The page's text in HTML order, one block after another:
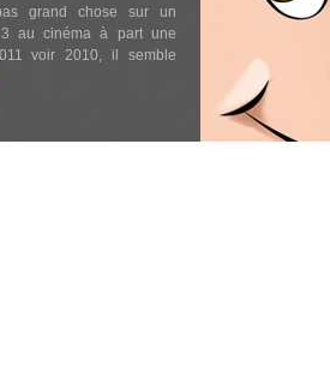
grand chose sur un
3 au cinéma à part une
voir 2010, il semble